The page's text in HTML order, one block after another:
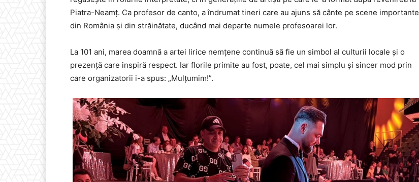
Piatra-Neamț. Ca profesor de canto, a îndrumat tineri care au ajuns să cânte pe scene importante
din România și din străinătate, ducând mai departe numele profesoarei lor.
La 101 ani, marea doamnă a artei lirice nemțene continuă să fie un simbol al culturii locale și o
prezență care inspiră respect. Iar florile primite au fost, poate, cel mai simplu și sincer mod prin
care organizatorii i-a spus: „Mulțumim!”.